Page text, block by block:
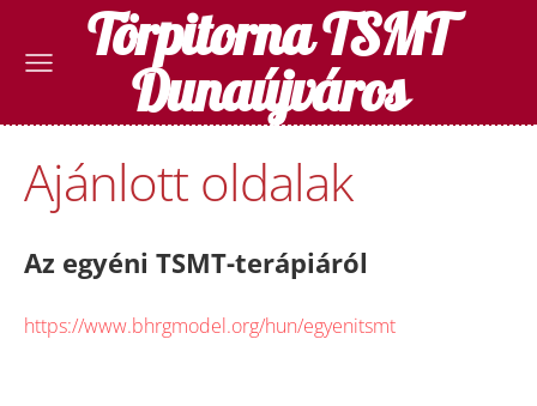
Törpitorna TSMT
Dunaújváros
Ajánlott oldalak
Az egyéni TSMT-terápiáról
https://www.bhrgmodel.org/hun/egyenitsmt